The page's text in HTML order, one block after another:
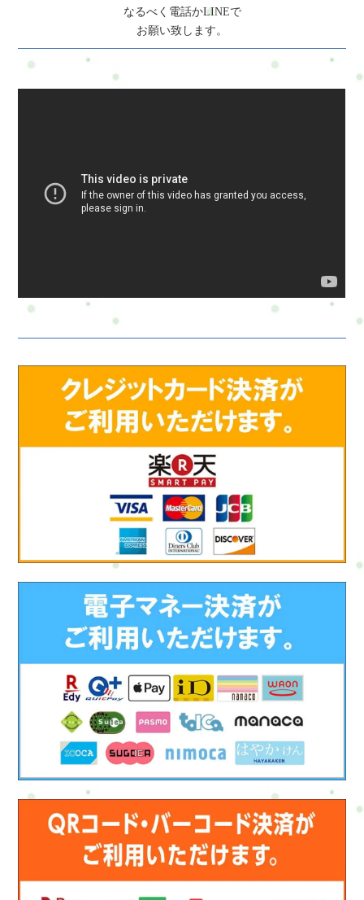
なるべく電話かLINEで
お願い致します。